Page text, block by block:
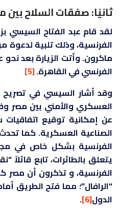
ثانيًا: صفقات السلاح بين
لقد قام عبد الفتاح السيسي
الفرنسية، وذلك تلبية لدعوة
ماكرون. وأتت الزيارة بعد
الفرنسي في القاهرة.[5]
وقد أشار السيسي في تصريح
العسكري والأمني بين مصر
عن إمكانية توقيع اتفاقيات
الصناعية العسكرية. كما
الفرنسية بشكل خاص في
يتعلق بالطائرات، تابع قائلاً
الفرنسية، و تذكرون أن مصر
“الرافال”؛ مما فتح الطريق
الدول[6]
.